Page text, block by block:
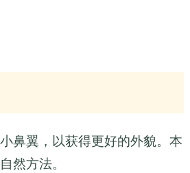
鼻翼，以获得更好的外貌。本
然方法。